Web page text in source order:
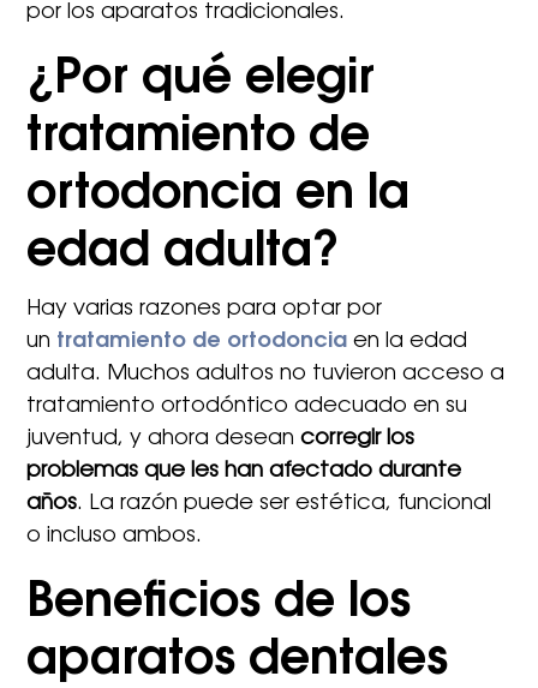
por los aparatos tradicionales.
¿Por qué elegir
tratamiento de
ortodoncia en la
edad adulta?
Hay varias razones para optar por
un tratamiento de ortodoncia en la edad
adulta. Muchos adultos no tuvieron acceso a
tratamiento ortodóntico adecuado en su
juventud, y ahora deseancorregir los
problemas que les han afectado durante
años. La razón puede ser estética, funcional
o incluso ambos.
Beneficios de los
aparatos dentales